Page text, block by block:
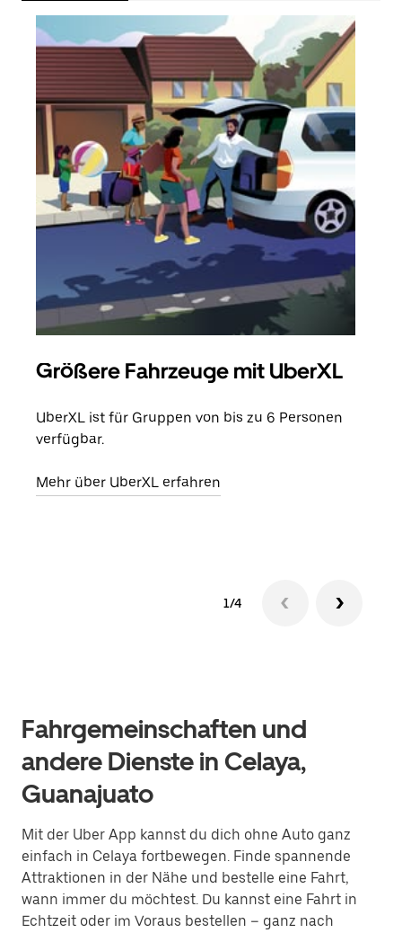
Größere Fahrzeuge mit UberXL
UberXL ist für Gruppen von bis zu 6 Personen
verfügbar.
Mehr über UberXL erfahren
1/4
Fahrgemeinschaften und
andere Dienste in Celaya,
Guanajuato
Mit der Uber App kannst du dich ohne Auto ganz
einfach in Celaya fortbewegen. Finde spannende
Attraktionen in der Nähe und bestelle eine Fahrt,
wann immer du möchtest. Du kannst eine Fahrt in
Echtzeit oder im Voraus bestellen – ganz nach